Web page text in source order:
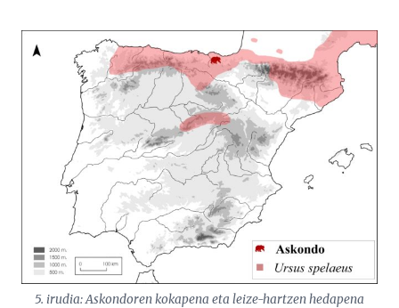
5. irudia: Askondoren kokapena eta leize-hartzen hedapena